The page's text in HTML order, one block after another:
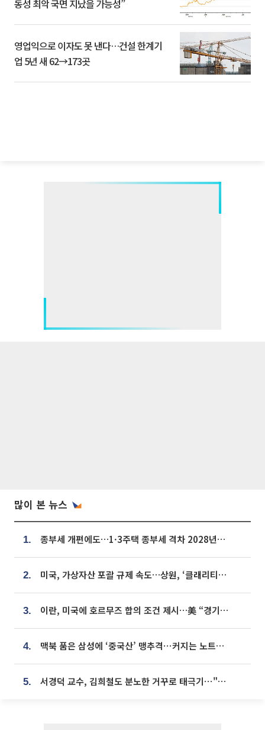
동성 최악 국면 지났을 가능성”
영업익으로 이자도 못 낸다…건설 한계기
업 5년 새 62→173곳
많이 본 뉴스
1. 종부세 개편에도…1·3주택 종부세 격차 2028년부터 확대
2. 미국, 가상자산 포괄 규제 속도…상원, ‘클래리티법’ 9월 절차투표 추진
3. 이란, 미국에 호르무즈 합의 조건 제시…美 “경기 아직 안 끝나” [종합]
4. 맥북 품은 삼성에 ‘중국산’ 맹추격⋯커지는 노트북 OLED 시장
5. 서경덕 교수, 김희철도 분노한 거꾸로 태극기⋯"엉터리는 아냐, 아쉬울 뿐"